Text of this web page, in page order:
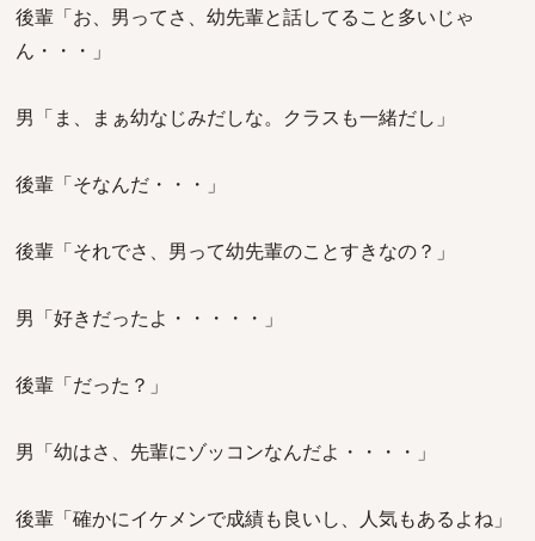
後輩「お、男ってさ、幼先輩と話してること多いじゃ
ん・・・」
男「ま、まぁ幼なじみだしな。クラスも一緒だし」
後輩「そなんだ・・・」
後輩「それでさ、男って幼先輩のことすきなの？」
男「好きだったよ・・・・・」
後輩「だった？」
男「幼はさ、先輩にゾッコンなんだよ・・・・」
後輩「確かにイケメンで成績も良いし、人気もあるよね」